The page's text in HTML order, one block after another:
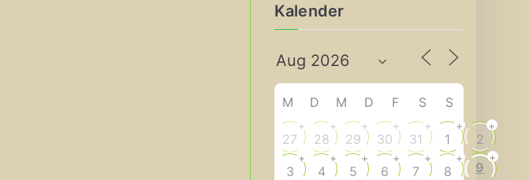
h
v
Kalender
M D M D F S S
27
+
28
+
29
+
30
+
31
+
1
+
2
+
3
+
4
+
5
+
6
+
7
+
8
+
9
+